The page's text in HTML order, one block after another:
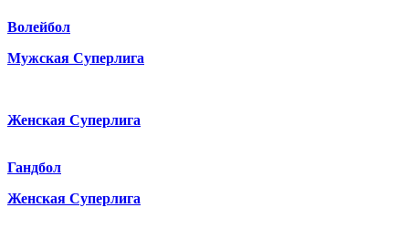
Волейбол
Мужская Суперлига
Женская Суперлига
Гандбол
Женская Суперлига